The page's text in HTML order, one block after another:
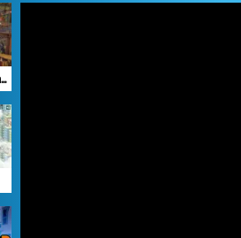
Toys Shooter You vs Zombies